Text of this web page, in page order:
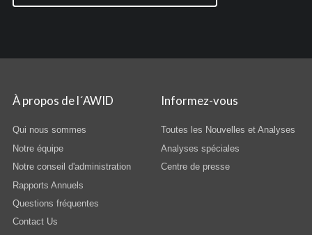
À propos de l´AWID
Qui nous sommes
Notre équipe
Notre conseil d'administration
Rapports Annuels
Questions fréquentes
Contact Us
Informez-vous
Toutes les Nouvelles et Analyses
Analyses spéciales
Centre de presse